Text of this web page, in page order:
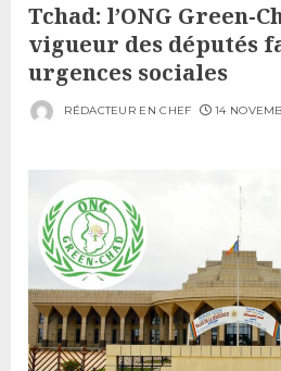
Tchad: l’ONG Green-
vigueur des députés
urgences sociales
RÉDACTEUR EN CHEF 14